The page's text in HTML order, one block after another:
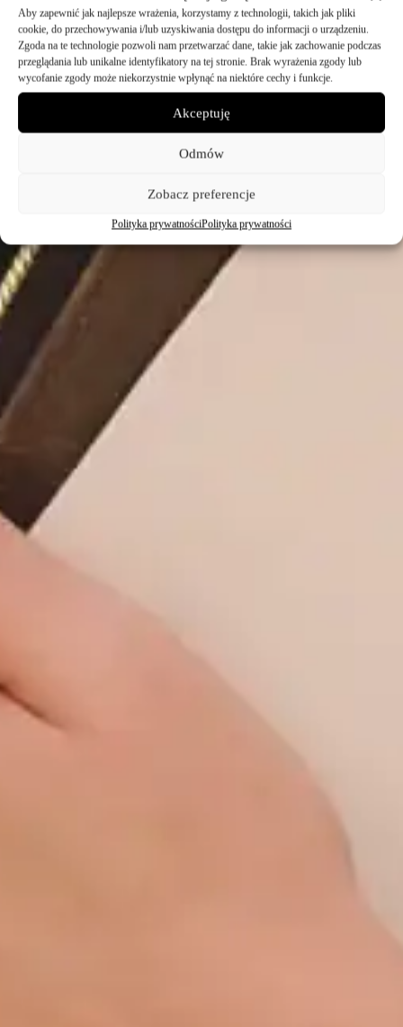
Aby zapewnić jak najlepsze wrażenia, korzystamy z technologii, takich jak pliki
cookie, do przechowywania i/lub uzyskiwania dostępu do informacji o urządzeniu.
Zgoda na te technologie pozwoli nam przetwarzać dane, takie jak zachowanie podczas
przeglądania lub unikalne identyfikatory na tej stronie. Brak wyrażenia zgody lub
wycofanie zgody może niekorzystnie wpłynąć na niektóre cechy i funkcje.
Akceptuję
Odmów
Zobacz preferencje
Polityka prywatnościPolityka prywatności